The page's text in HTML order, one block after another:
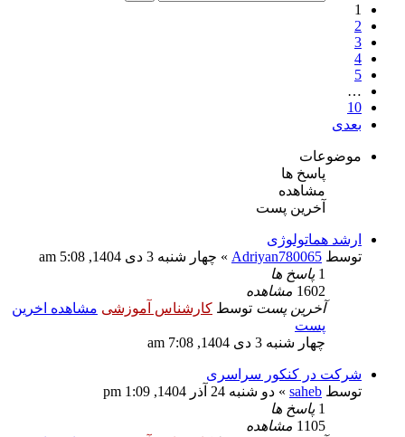
1
2
3
4
5
…
10
بعدی
موضوعات
پاسخ ها
مشاهده
آخرین پست
ارشد هماتولوژی
توسط Adriyan780065 » چهار شنبه 3 دی 1404, 5:08 am
1 پاسخ ها
1602 مشاهده
آخرین پست توسط کارشناس آموزشی مشاهده اخرین
پست
چهار شنبه 3 دی 1404, 7:08 am
شرکت در کنکور سراسری
توسط saheb » دو شنبه 24 آذر 1404, 1:09 pm
1 پاسخ ها
1105 مشاهده